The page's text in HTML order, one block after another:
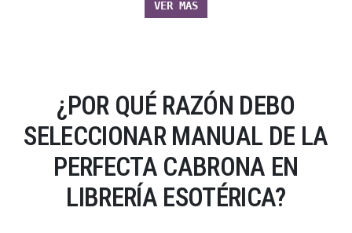
VER MÁS
¿POR QUÉ RAZÓN DEBO
SELECCIONAR MANUAL DE LA
PERFECTA CABRONA EN
LIBRERÍA ESOTÉRICA?